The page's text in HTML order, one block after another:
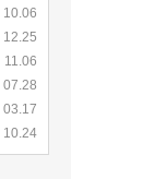
10.06
12.25
11.06
07.28
03.17
10.24